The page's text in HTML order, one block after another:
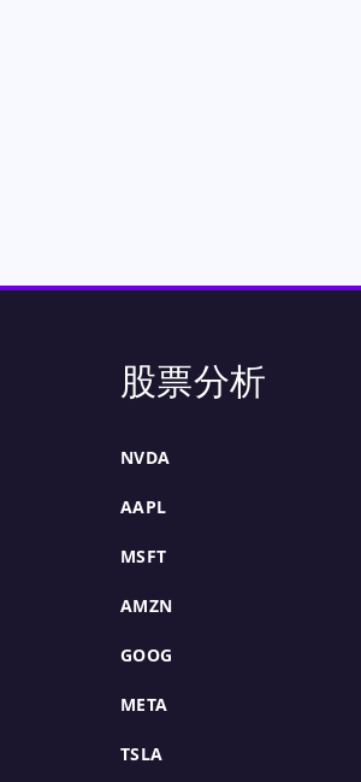
股票分析
NVDA
AAPL
MSFT
AMZN
GOOG
META
TSLA